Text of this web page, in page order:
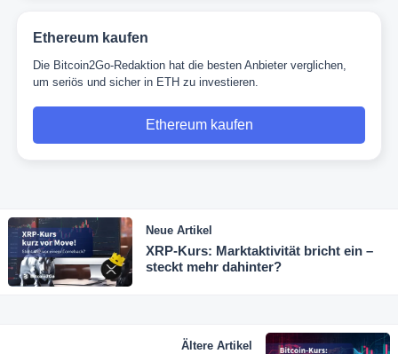
Ethereum kaufen
Die Bitcoin2Go-Redaktion hat die besten Anbieter verglichen,
um seriös und sicher in ETH zu investieren.
Ethereum kaufen
Neue Artikel
XRP-Kurs: Marktaktivität bricht ein –
steckt mehr dahinter?
Ältere Artikel